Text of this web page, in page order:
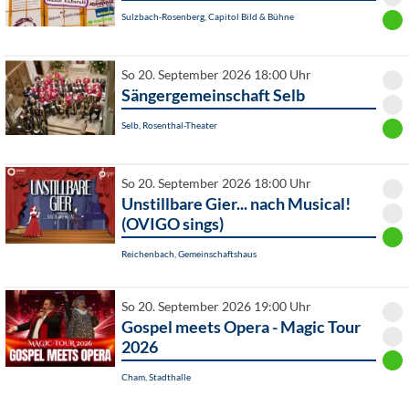
Sulzbach-Rosenberg, Capitol Bild & Bühne
So 20. September 2026 18:00 Uhr
Sängergemeinschaft Selb
Selb, Rosenthal-Theater
So 20. September 2026 18:00 Uhr
Unstillbare Gier... nach Musical!
(OVIGO sings)
Reichenbach, Gemeinschaftshaus
So 20. September 2026 19:00 Uhr
Gospel meets Opera - Magic Tour
2026
Cham, Stadthalle